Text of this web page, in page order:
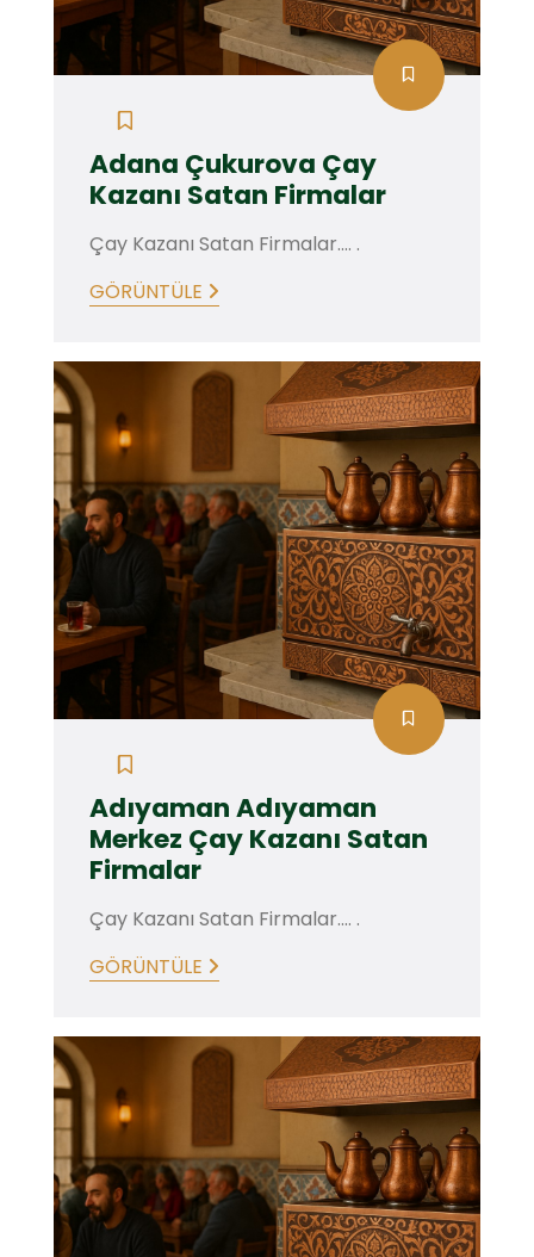
Adana Çukurova Çay
Kazanı Satan Firmalar
Çay Kazanı Satan Firmalar.... .
GÖRÜNTÜLE
Adıyaman Adıyaman
Merkez Çay Kazanı Satan
Firmalar
Çay Kazanı Satan Firmalar.... .
GÖRÜNTÜLE